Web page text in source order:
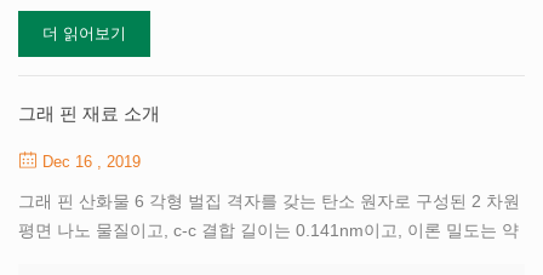
분쇄기로 효과적으로 줄여 분쇄기 생산을 대만으로 개선하여 마모
를 줄입니다. 기존 조인트 그라인딩 시스템을 기반으로 각 장치의 놀
수율, 낮은 소비 목적, 보호 장비의 안전한 작동 전제 하에서, 더 높
더 읽어보기
그래 핀 재료 소개
Dec 16 , 2019
그래 핀 산화물 6 각형 벌집 격자를 갖는 탄소 원자로 구성된 2 차원
평면 나노 물질이고, c-c 결합 길이는 0.141nm이고, 이론 밀도는 약